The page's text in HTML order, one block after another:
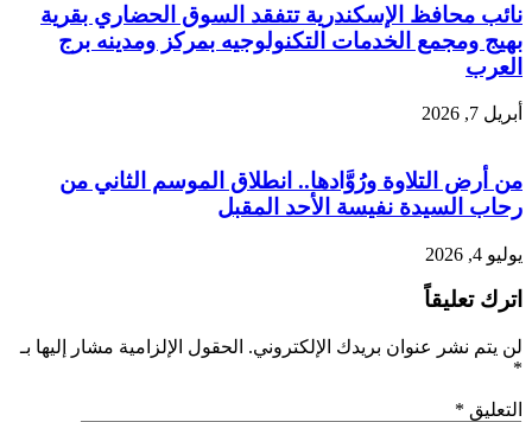
نائب محافظ الإسكندرية تتفقد السوق الحضاري بقرية
بهيج ومجمع الخدمات التكنولوجيه بمركز ومدينه برج
العرب
أبريل 7, 2026
من أرض التلاوة ورُوَّادها.. انطلاق الموسم الثاني من
رحاب السيدة نفيسة الأحد المقبل
يوليو 4, 2026
اترك تعليقاً
لن يتم نشر عنوان بريدك الإلكتروني. الحقول الإلزامية مشار إليها بـ
*
التعليق *